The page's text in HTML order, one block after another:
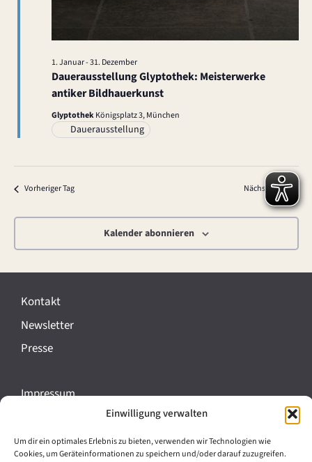
Einwilligung verwalten
Um dir ein optimales Erlebnis zu bieten, verwenden wir Technologien wie
Cookies, um Geräteinformationen zu speichern und/oder darauf zuzugreifen.
Dauerausstellung Glyptothek: Meisterwerke
antiker Bildhauerkunst
1. Januar-31. Dezember
GlyptothekKönigsplatz 3, München
Dauerausstellung
Vorheriger Tag Nächster Tag
Kalender abonnieren
Kontakt
Newsletter
Presse
Impressum
Cookie-Richtlinie (EU)